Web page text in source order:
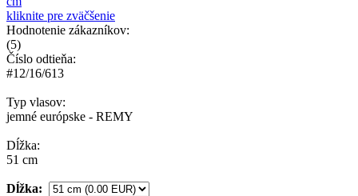
kliknite pre zväčšenie
Hodnotenie zákazníkov:
(5)
Číslo odtieňa:
#12/16/613
Typ vlasov:
jemné európske - REMY
Dĺžka:
51 cm
Dĺžka: